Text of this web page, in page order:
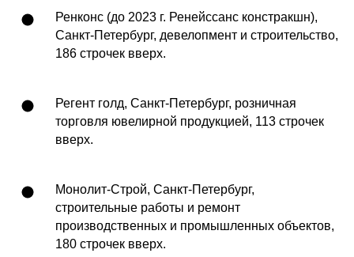
Ренконс (до 2023 г. Ренейссанс констракшн),
Санкт-Петербург, девелопмент и строительство,
186 строчек вверх.
Регент голд, Санкт-Петербург, розничная
торговля ювелирной продукцией, 113 строчек
вверх.
Монолит-Строй, Санкт-Петербург,
строительные работы и ремонт
производственных и промышленных объектов,
180 строчек вверх.